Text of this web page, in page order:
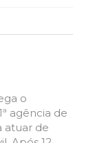
o
agência de
atuar de